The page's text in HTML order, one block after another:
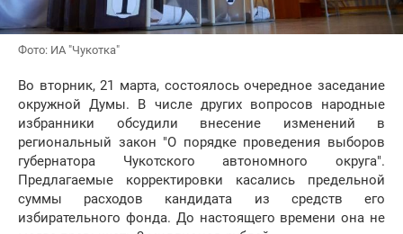
Фото: ИА "Чукотка"
Во вторник, 21 марта, состоялось очередное заседание
окружной Думы. В числе других вопросов народные
избранники обсудили внесение изменений в
региональный закон "О порядке проведения выборов
губернатора Чукотского автономного округа".
Предлагаемые корректировки касались предельной
суммы расходов кандидата из средств его
избирательного фонда. До настоящего времени она не